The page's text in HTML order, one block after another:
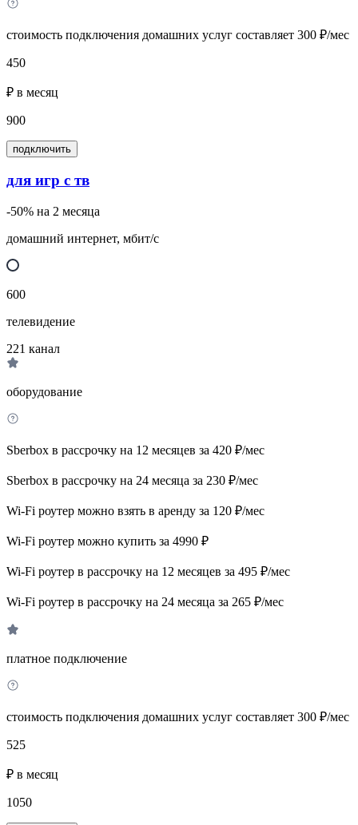
стоимость подключения домашних услуг составляет 300 ₽/мес
450
₽ в месяц
900
подключить
для игр с тв
-50% на 2 месяца
домашний интернет, мбит/с
600
телевидение
221 канал
оборудование
Sberbox в рассрочку на 12 месяцев за 420 ₽/мес
Sberbox в рассрочку на 24 месяца за 230 ₽/мес
Wi-Fi роутер можно взять в аренду за 120 ₽/мес
Wi-Fi роутер можно купить за 4990 ₽
Wi-Fi роутер в рассрочку на 12 месяцев за 495 ₽/мес
Wi-Fi роутер в рассрочку на 24 месяца за 265 ₽/мес
платное подключение
стоимость подключения домашних услуг составляет 300 ₽/мес
525
₽ в месяц
1050